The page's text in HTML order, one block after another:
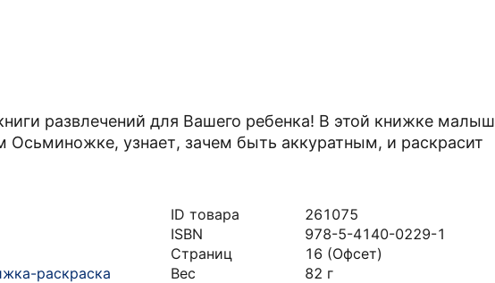
развлечений для Вашего ребенка! В этой книжке малыш
Осьминожке, узнает, зачем быть аккуратным, и раскрасит
раскраска
ID товара
261075
ISBN
978-5-4140-0229-1
Страниц
16 (Офсет)
Вес
82 г